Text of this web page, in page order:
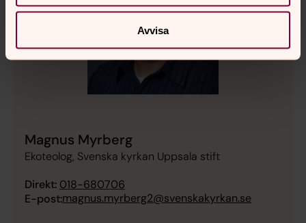
Avvisa
Magnus Myrberg
Ekoteolog, Svenska kyrkan Uppsala stift
Direkt: 018-680706
E-post:magnus.myrberg2@svenskakyrkan.se